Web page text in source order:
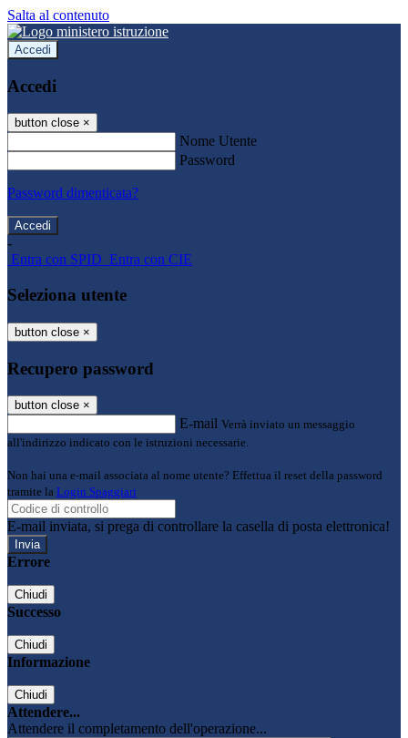
Salta al contenuto
Accedi
Accedi
button close ×
Nome Utente
Password
Password dimenticata?
-
Entra con SPID Entra con CIE
Seleziona utente
button close ×
Recupero password
button close ×
E-mail Verrà inviato un messaggio
all'indirizzo indicato con le istruzioni necessarie.
Non hai una e-mail associata al nome utente? Effettua il reset della password
tramite la Login Spaggiari
E-mail inviata, si prega di controllare la casella di posta elettronica!
Errore
Chiudi
Successo
Chiudi
Informazione
Chiudi
Attendere...
Attendere il completamento dell'operazione...